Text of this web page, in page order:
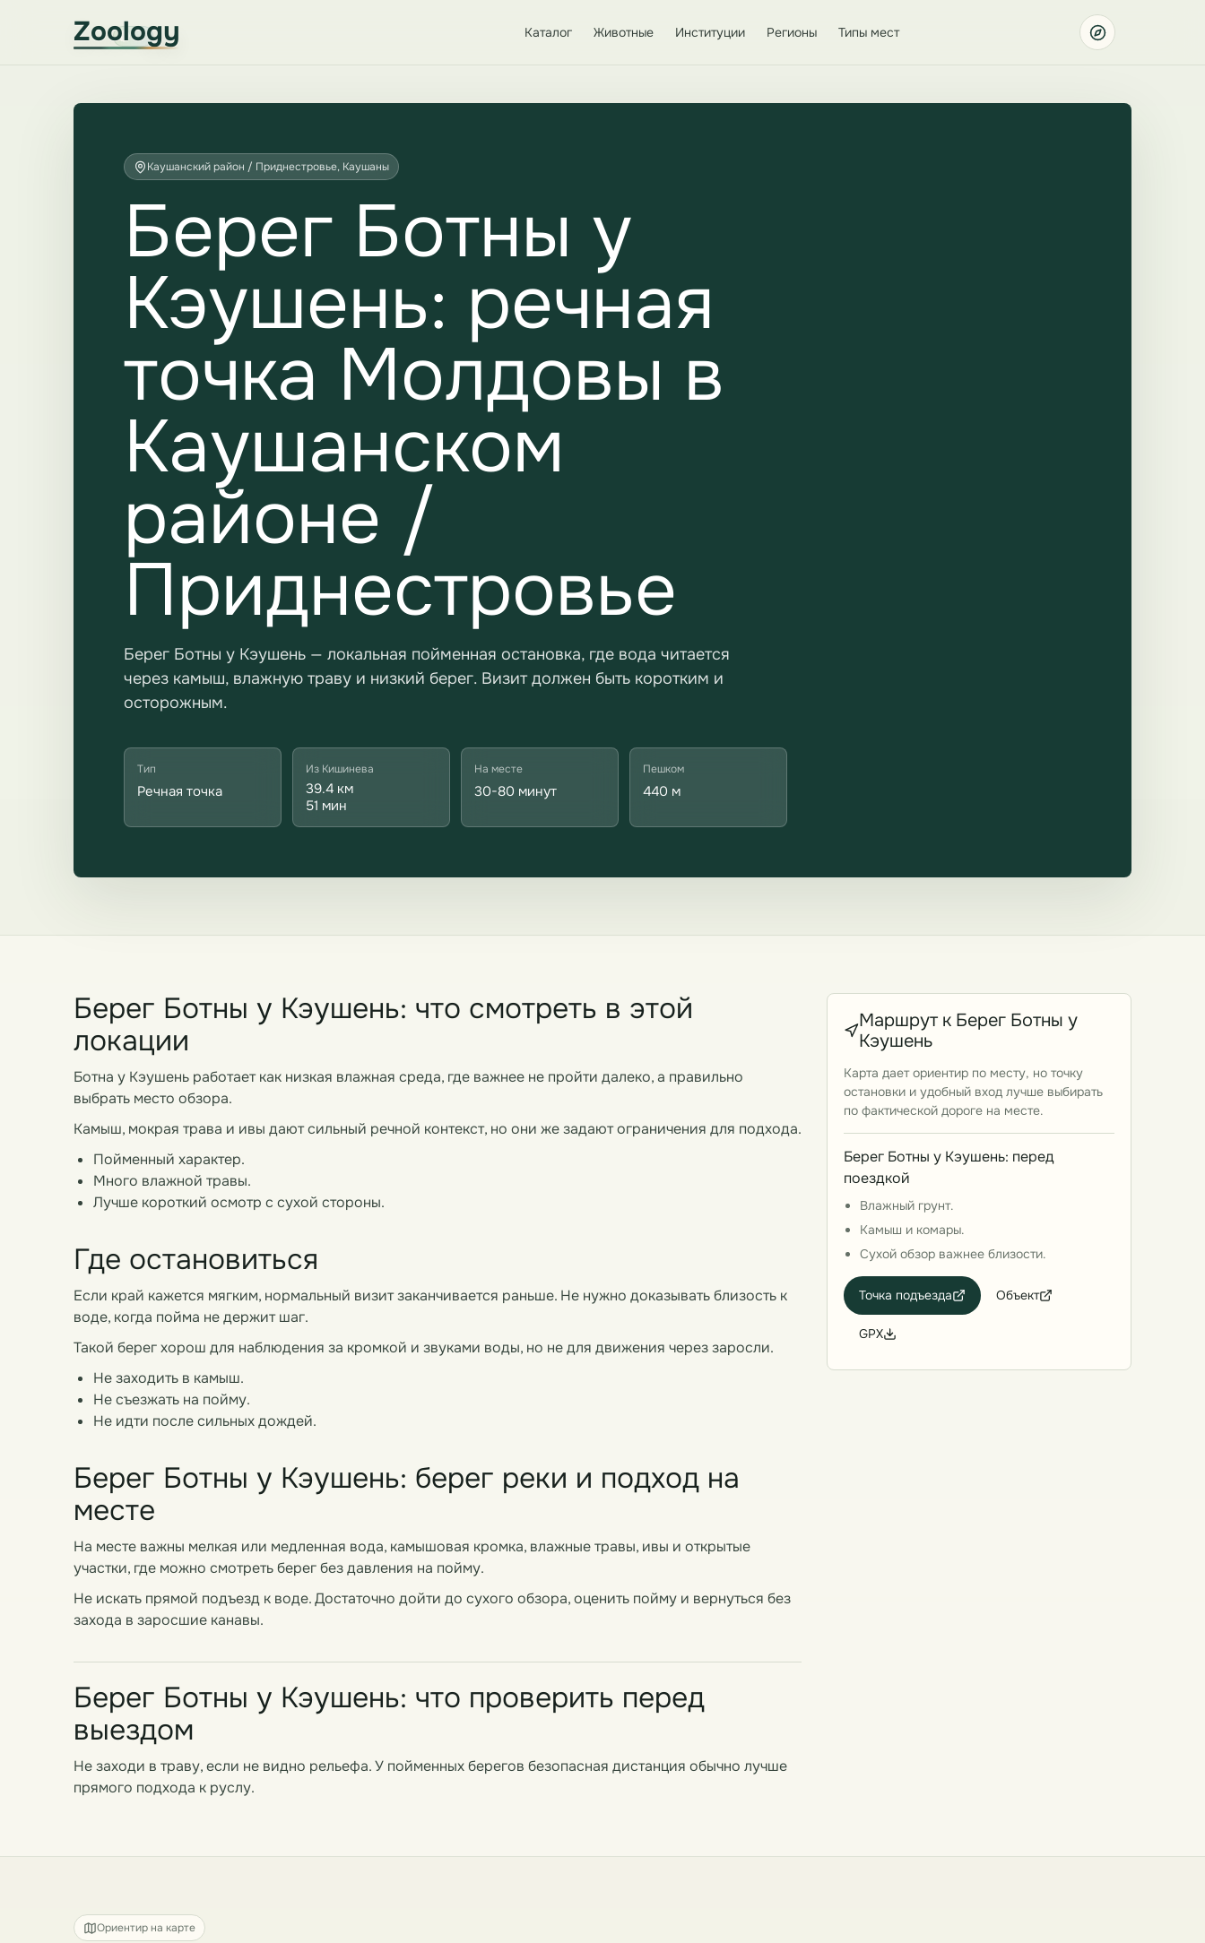
Zoology Каталог Животные Институции Регионы Типы мест
Каушанский район / Приднестровье, Каушаны
Берег Ботны у
Кэушень: речная
точка Молдовы в
Каушанском
районе /
Приднестровье
Берег Ботны у Кэушень — локальная пойменная остановка, где вода читается
через камыш, влажную траву и низкий берег. Визит должен быть коротким и
осторожным.
Тип
Речная точка
Из Кишинева
39.4 км
51 мин
На месте
30-80 минут
Пешком
440 м
Берег Ботны у Кэушень: что смотреть в этой
локации
Ботна у Кэушень работает как низкая влажная среда, где важнее не пройти далеко, а правильно
выбрать место обзора.
Камыш, мокрая трава и ивы дают сильный речной контекст, но они же задают ограничения для подхода.
Пойменный характер.
Много влажной травы.
Лучше короткий осмотр с сухой стороны.
Где остановиться
Если край кажется мягким, нормальный визит заканчивается раньше. Не нужно доказывать близость к
воде, когда пойма не держит шаг.
Такой берег хорош для наблюдения за кромкой и звуками воды, но не для движения через заросли.
Не заходить в камыш.
Не съезжать на пойму.
Не идти после сильных дождей.
Берег Ботны у Кэушень: берег реки и подход на
месте
На месте важны мелкая или медленная вода, камышовая кромка, влажные травы, ивы и открытые
участки, где можно смотреть берег без давления на пойму.
Не искать прямой подъезд к воде. Достаточно дойти до сухого обзора, оценить пойму и вернуться без
захода в заросшие канавы.
Берег Ботны у Кэушень: что проверить перед
выездом
Не заходи в траву, если не видно рельефа. У пойменных берегов безопасная дистанция обычно лучше
прямого подхода к руслу.
Маршрут к Берег Ботны у
Кэушень
Карта дает ориентир по месту, но точку
остановки и удобный вход лучше выбирать
по фактической дороге на месте.
Берег Ботны у Кэушень: перед
поездкой
Влажный грунт.
Камыш и комары.
Сухой обзор важнее близости.
Точка подъезда Объект
GPX
Ориентир на карте